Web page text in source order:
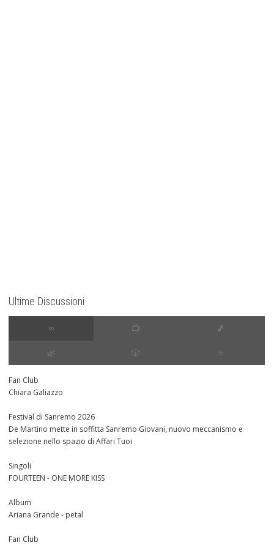
Ultime Discussioni
∞ 📺 🎵
🌿 🎲 ⭐️
Fan Club
Chiara Galiazzo
Festival di Sanremo 2026
De Martino mette in soffitta Sanremo Giovani, nuovo meccanismo e
selezione nello spazio di Affari Tuoi
Singoli
FOURTEEN - ONE MORE KISS
Album
Ariana Grande - petal
Fan Club